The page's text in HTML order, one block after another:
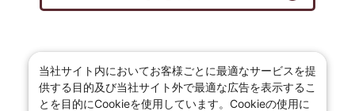
当社サイト内においてお客様ごとに最適なサービスを提
供する目的及び当社サイト外で最適な広告を表示するこ
とを目的にCookieを使用しています。Cookieの使用に